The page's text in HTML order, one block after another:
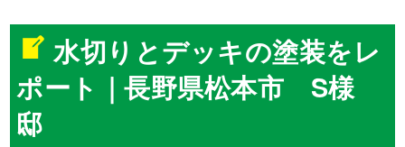
水切りとデッキの塗装をレ
ポート｜長野県松本市 S様
邸